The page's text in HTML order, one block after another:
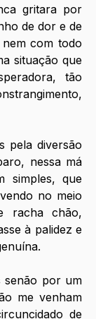
gritara por
de dor e de
com todo
situação que
tão
pela diversão
nessa má
simples, que
no meio
racha chão,
à palidez e
senão por um
me venham
de